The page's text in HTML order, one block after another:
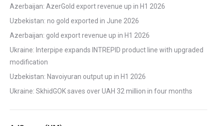
Azerbaijan: AzerGold export revenue up in H1 2026
Uzbekistan: no gold exported in June 2026
Azerbaijan: gold export revenue up in H1 2026
Ukraine: Interpipe expands INTREPID product line with upgraded
modification
Uzbekistan: Navoiyuran output up in H1 2026
Ukraine: SkhidGOK saves over UAH 32 million in four months